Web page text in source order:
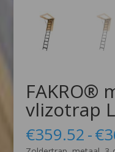
FAKRO®
vlizotrap
€359.52-€